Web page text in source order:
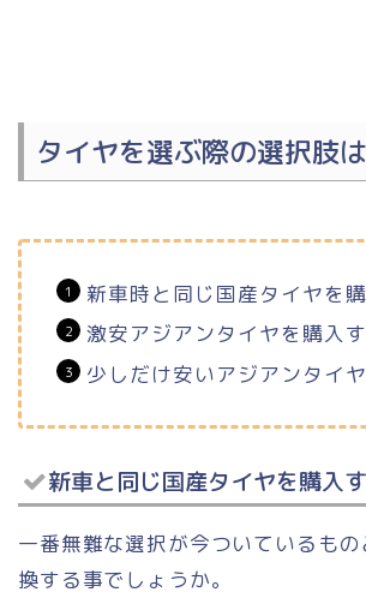
タイヤを選ぶ際の選択肢
新車時と同じ国産タイヤを
激安アジアンタイヤを購入
少しだけ安いアジアンタイ
新車と同じ国産タイヤを購入
一番無難な選択が今ついているも
換する事でしょうか。